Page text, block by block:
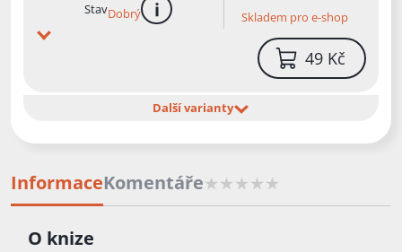
StavDobrý více informací Skladem pro e-shop
49 Kč
Další varianty
InformaceKomentáře
O knize